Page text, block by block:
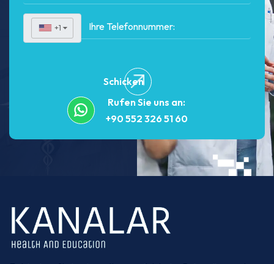
+1 ▼
Schicken
Rufen Sie uns an:
+90 552 326 51 60